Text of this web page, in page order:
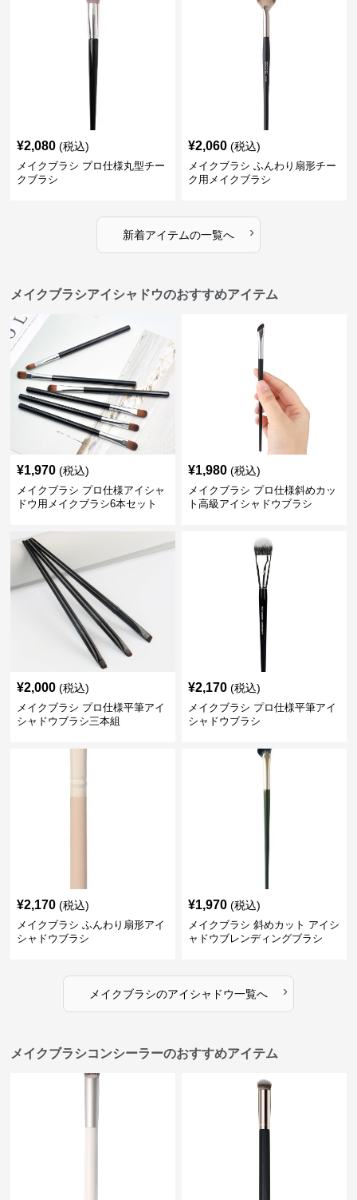
¥2,080 (税込)
メイクブラシ プロ仕様丸型チー
クブラシ
¥2,060 (税込)
メイクブラシ ふんわり扇形チー
ク用メイクブラシ
新着アイテムの一覧へ ›
メイクブラシアイシャドウのおすすめアイテム
¥1,970 (税込)
メイクブラシ プロ仕様アイシャ
ドウ用メイクブラシ6本セット
¥1,980 (税込)
メイクブラシ プロ仕様斜めカッ
ト高級アイシャドウブラシ
¥2,000 (税込)
メイクブラシ プロ仕様平筆アイ
シャドウブラシ三本組
¥2,170 (税込)
メイクブラシ プロ仕様平筆アイ
シャドウブラシ
¥2,170 (税込)
メイクブラシ ふんわり扇形アイ
シャドウブラシ
¥1,970 (税込)
メイクブラシ 斜めカット アイシ
ャドウブレンディングブラシ
メイクブラシのアイシャドウ一覧へ ›
メイクブラシコンシーラーのおすすめアイテム